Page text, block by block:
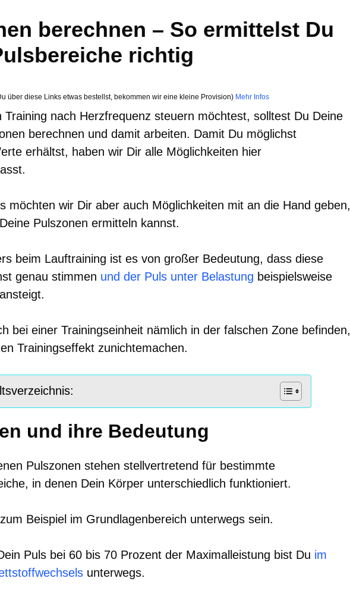
berechnen – So ermittelst Du
richtig
über diese Links etwas bestellst, bekommen wir eine kleine Provision) Mehr Infos
Training nach Herzfrequenz steuern möchtest, solltest Du Deine
berechnen und damit arbeiten. Damit Du möglichst
erhältst, haben wir Dir alle Möglichkeiten hier
möchten wir Dir aber auch Möglichkeiten mit an die Hand geben,
Pulszonen ermitteln kannst.
beim Lauftraining ist es von großer Bedeutung, dass diese
genau stimmen und der Puls unter Belastung beispielsweise
bei einer Trainingseinheit nämlich in der falschen Zone befinden,
Trainingseffekt zunichtemachen.
und ihre Bedeutung
Pulszonen stehen stellvertretend für bestimmte
in denen Dein Körper unterschiedlich funktioniert.
Beispiel im Grundlagenbereich unterwegs sein.
Puls bei 60 bis 70 Prozent der Maximalleistung bist Du im
unterwegs.